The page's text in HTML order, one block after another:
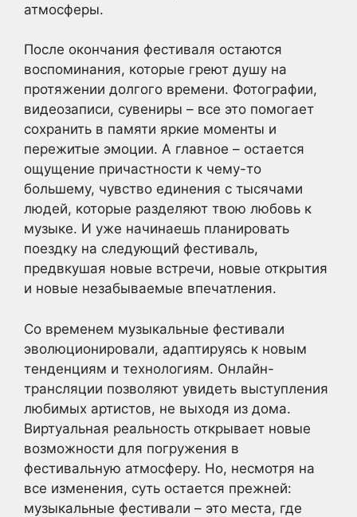
атмосферы.
После окончания фестиваля остаются
воспоминания, которые греют душу на
протяжении долгого времени. Фотографии,
видеозаписи, сувениры – все это помогает
сохранить в памяти яркие моменты и
пережитые эмоции. А главное – остается
ощущение причастности к чему-то
большему, чувство единения с тысячами
людей, которые разделяют твою любовь к
музыке. И уже начинаешь планировать
поездку на следующий фестиваль,
предвкушая новые встречи, новые открытия
и новые незабываемые впечатления.
Со временем музыкальные фестивали
эволюционировали, адаптируясь к новым
тенденциям и технологиям. Онлайн-
трансляции позволяют увидеть выступления
любимых артистов, не выходя из дома.
Виртуальная реальность открывает новые
возможности для погружения в
фестивальную атмосферу. Но, несмотря на
все изменения, суть остается прежней:
музыкальные фестивали – это места, где